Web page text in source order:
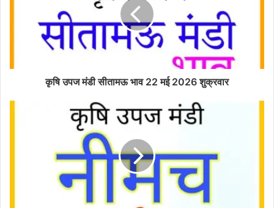
कृषि उपज मंडी सीतामऊ भाव 22 मई 2026 शुक्रवार